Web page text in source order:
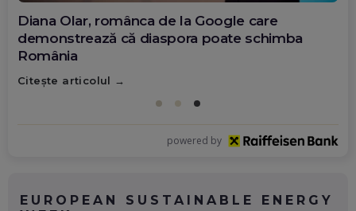
Diana Olar, românca de la Google care
demonstrează că diaspora poate schimba
România
Citește articolul
powered by
EUROPEAN SUSTAINABLE ENERGY